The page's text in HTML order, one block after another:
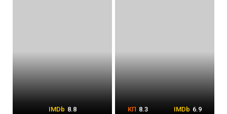
8.8 8.3 6.9